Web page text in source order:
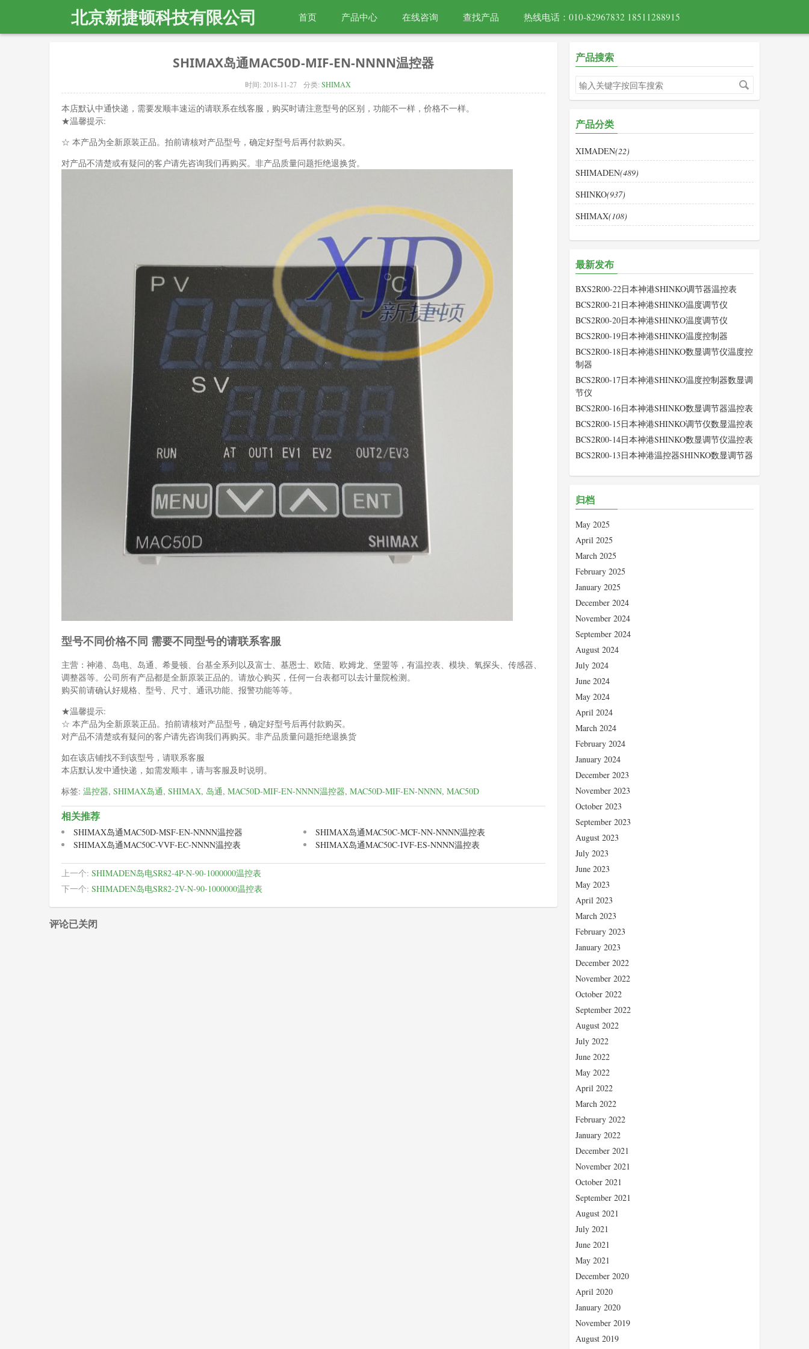
北京新捷顿科技有限公司 首页 产品中心 在线咨询 查找产品 热线电话：010-82967832 18511288915
SHIMAX岛通MAC50D-MIF-EN-NNNN温控器
时间: 2018-11-27 分类: SHIMAX
本店默认中通快递，需要发顺丰速运的请联系在线客服，购买时请注意型号的区别，功能不一样，价格不一样。
★温馨提示:
☆ 本产品为全新原装正品。拍前请核对产品型号，确定好型号后再付款购买。
对产品不清楚或有疑问的客户请先咨询我们再购买。非产品质量问题拒绝退换货。
型号不同价格不同 需要不同型号的请联系客服
主营：神港、岛电、岛通、希曼顿、台基全系列以及富士、基恩士、欧陆、欧姆龙、堡盟等，有温控表、模块、氧探头、传感器、
调整器等。公司所有产品都是全新原装正品的。请放心购买，任何一台表都可以去计量院检测。
购买前请确认好规格、型号、尺寸、通讯功能、报警功能等等。
★温馨提示:
☆ 本产品为全新原装正品。拍前请核对产品型号，确定好型号后再付款购买。
对产品不清楚或有疑问的客户请先咨询我们再购买。非产品质量问题拒绝退换货
如在该店铺找不到该型号，请联系客服
本店默认发中通快递，如需发顺丰，请与客服及时说明。
标签: 温控器, SHIMAX岛通, SHIMAX, 岛通, MAC50D-MIF-EN-NNNN温控器, MAC50D-MIF-EN-NNNN, MAC50D
相关推荐
SHIMAX岛通MAC50D-MSF-EN-NNNN温控器
SHIMAX岛通MAC50C-MCF-NN-NNNN温控表
SHIMAX岛通MAC50C-VVF-EC-NNNN温控表
SHIMAX岛通MAC50C-IVF-ES-NNNN温控表
上一个: SHIMADEN岛电SR82-4P-N-90-1000000温控表
下一个: SHIMADEN岛电SR82-2V-N-90-1000000温控表
评论已关闭
产品搜索
产品分类
XIMADEN(22)
SHIMADEN(489)
SHINKO(937)
SHIMAX(108)
最新发布
BXS2R00-22日本神港SHINKO调节器温控表
BCS2R00-21日本神港SHINKO温度调节仪
BCS2R00-20日本神港SHINKO温度调节仪
BCS2R00-19日本神港SHINKO温度控制器
BCS2R00-18日本神港SHINKO数显调节仪温度控
制器
BCS2R00-17日本神港SHINKO温度控制器数显调
节仪
BCS2R00-16日本神港SHINKO数显调节器温控表
BCS2R00-15日本神港SHINKO调节仪数显温控表
BCS2R00-14日本神港SHINKO数显调节仪温控表
BCS2R00-13日本神港温控器SHINKO数显调节器
归档
May 2025
April 2025
March 2025
February 2025
January 2025
December 2024
November 2024
September 2024
August 2024
July 2024
June 2024
May 2024
April 2024
March 2024
February 2024
January 2024
December 2023
November 2023
October 2023
September 2023
August 2023
July 2023
June 2023
May 2023
April 2023
March 2023
February 2023
January 2023
December 2022
November 2022
October 2022
September 2022
August 2022
July 2022
June 2022
May 2022
April 2022
March 2022
February 2022
January 2022
December 2021
November 2021
October 2021
September 2021
August 2021
July 2021
June 2021
May 2021
December 2020
April 2020
January 2020
November 2019
August 2019